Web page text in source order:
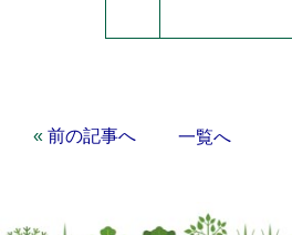
«前の記事へ 一覧へ